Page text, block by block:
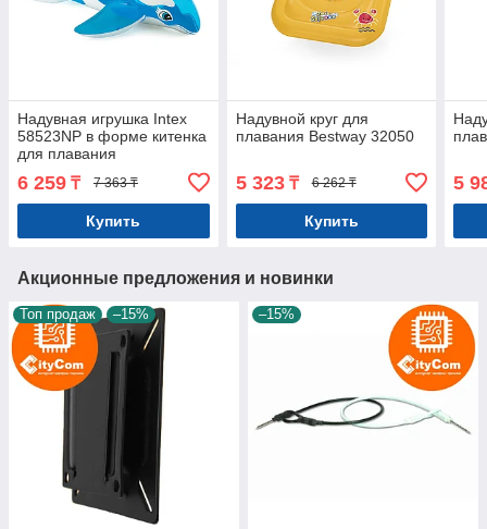
Надувная игрушка Intex
58523NP в форме китенка
для плавания
6 259 ₸ 7 363 ₸
Купить
Надувной круг для
плавания Bestway 32050
5 323₸ 6 262 ₸
Купить
5
Акционные предложения и новинки
Топ продаж –15% –15%